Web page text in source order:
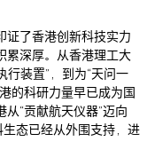
证了香港创新科技实力
累深厚。从香港理工大
行装置”，到为“天问一
的科研力量早已成为国
“贡献航天仪器”迈向
态已经从外围支持，进